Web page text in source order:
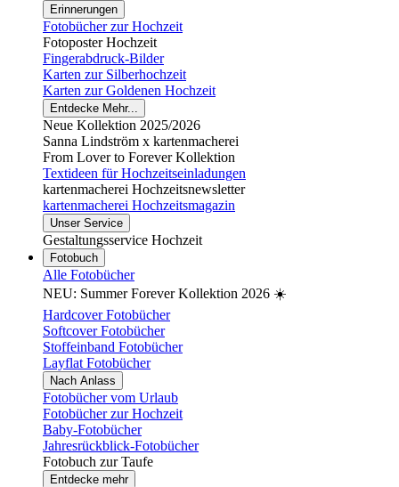
Erinnerungen
Fotobücher zur Hochzeit
Fotoposter Hochzeit
Fingerabdruck-Bilder
Karten zur Silberhochzeit
Karten zur Goldenen Hochzeit
Entdecke Mehr...
Neue Kollektion 2025/2026
Sanna Lindström x kartenmacherei
From Lover to Forever Kollektion
Textideen für Hochzeitseinladungen
kartenmacherei Hochzeitsnewsletter
kartenmacherei Hochzeitsmagazin
Unser Service
Gestaltungsservice Hochzeit
Fotobuch
Alle Fotobücher
NEU: Summer Forever Kollektion 2026 ☀️
Hardcover Fotobücher
Softcover Fotobücher
Stoffeinband Fotobücher
Layflat Fotobücher
Nach Anlass
Fotobücher vom Urlaub
Fotobücher zur Hochzeit
Baby-Fotobücher
Jahresrückblick-Fotobücher
Fotobuch zur Taufe
Entdecke mehr